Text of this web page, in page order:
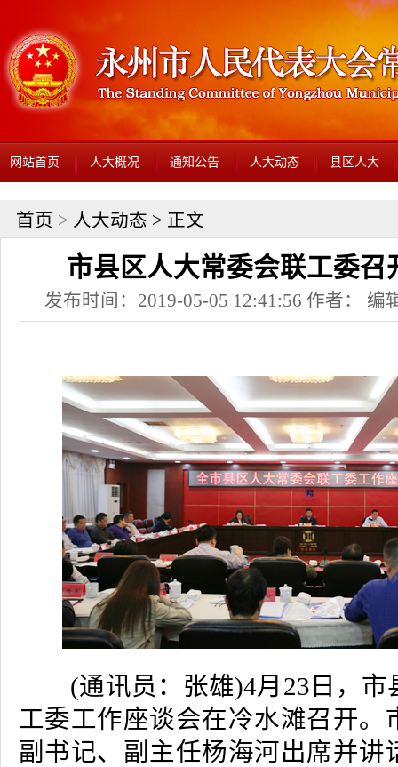
网站首页 人大概况 通知公告 人大动态 县区人大
首页 > 人大动态 > 正文
市县区人大常委会联工委召
发布时间：2019-05-05 12:41:56 作者： 编
(通讯员：张雄)4月23日，市
工委工作座谈会在冷水滩召开。
副书记、副主任杨海河出席并讲